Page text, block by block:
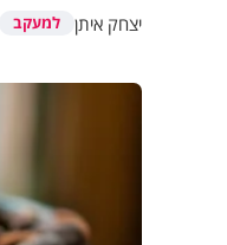
יצחק איתן למעקב